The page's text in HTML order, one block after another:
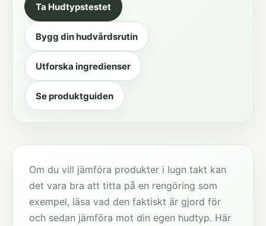
Ta Hudtypstestet
Bygg din hudvårdsrutin
Utforska ingredienser
Se produktguiden
Om du vill jämföra produkter i lugn takt kan
det vara bra att titta på en rengöring som
exempel, läsa vad den faktiskt är gjord för
och sedan jämföra mot din egen hudtyp. Här